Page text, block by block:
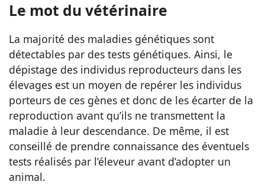
Le mot du vétérinaire
La majorité des maladies génétiques sont
détectables par des tests génétiques. Ainsi, le
dépistage des individus reproducteurs dans les
élevages est un moyen de repérer les individus
porteurs de ces gènes et donc de les écarter de la
reproduction avant qu’ils ne transmettent la
maladie à leur descendance. De même, il est
conseillé de prendre connaissance des éventuels
tests réalisés par l’éleveur avant d’adopter un
animal.